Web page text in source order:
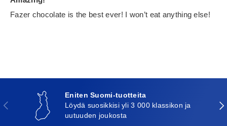
Fazer chocolate is the best ever! I won’t eat anything else!
Edellinen
Eniten Suomi-tuotteita
Löydä suosikkisi yli 3 000 klassikon ja
uutuuden joukosta